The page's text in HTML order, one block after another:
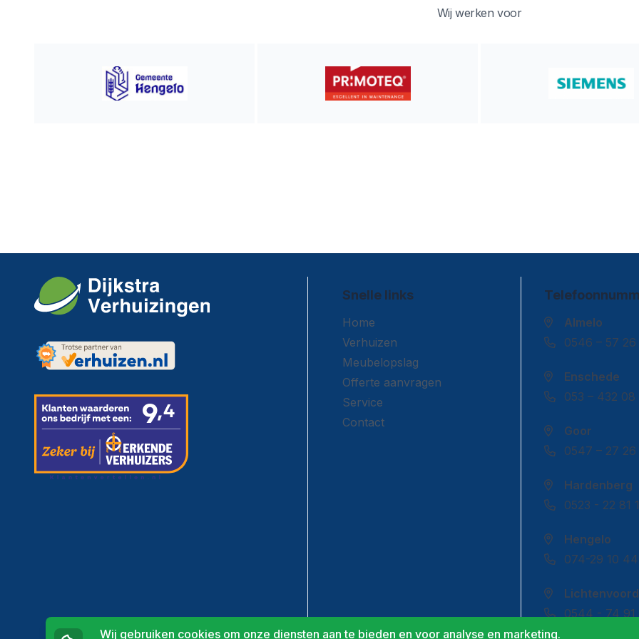
Wij werken voor
Snelle links
Home
Verhuizen
Meubelopslag
Offerte aanvragen
Service
Contact
Almelo
0546 – 57
Enschede
053 – 432 08
Goor
0547 – 27
Hardenberg
0523 - 22 81
Hengelo
074-29 10
0544 - 74 91
Wij gebruiken cookies om onze diensten aan te bieden en voor analyse en marketing.